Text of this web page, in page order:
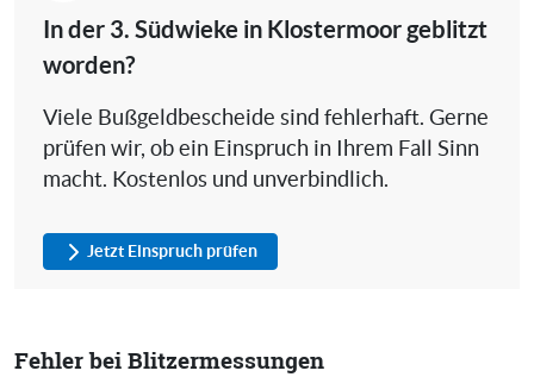
In der 3. Südwieke in Klostermoor geblitzt
worden?
Viele Bußgeldbescheide sind fehlerhaft. Gerne
prüfen wir, ob ein Einspruch in Ihrem Fall Sinn
macht. Kostenlos und unverbindlich.
Jetzt Einspruch prüfen
Fehler bei Blitzermessungen